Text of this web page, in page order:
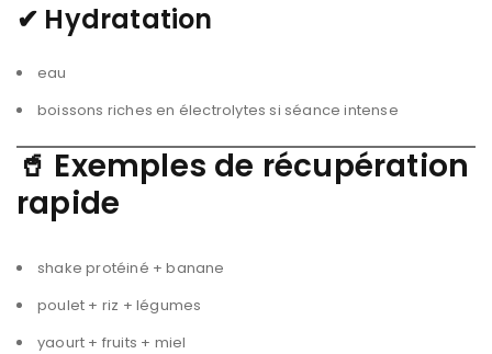
✔ Hydratation
eau
boissons riches en électrolytes si séance intense
🥤 Exemples de récupération
rapide
shake protéiné + banane
poulet + riz + légumes
yaourt + fruits + miel